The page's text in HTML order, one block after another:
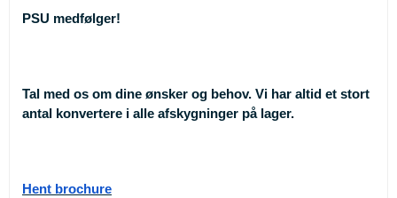
PSU medfølger!
Tal med os om dine ønsker og behov. Vi har altid et stort
antal konvertere i alle afskygninger på lager.
Hent brochure